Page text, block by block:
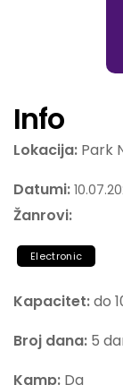
Info
Lokacija: Park
Datumi:
Žanrovi:
Electronic
Kapacitet:do
Broj dana: 5
Kamp: Da